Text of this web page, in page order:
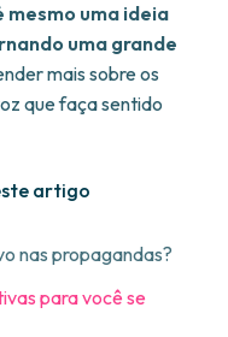
mesmo uma ideia
uma grande
mais sobre os
que faça sentido
artigo
nas propagandas?
para você se